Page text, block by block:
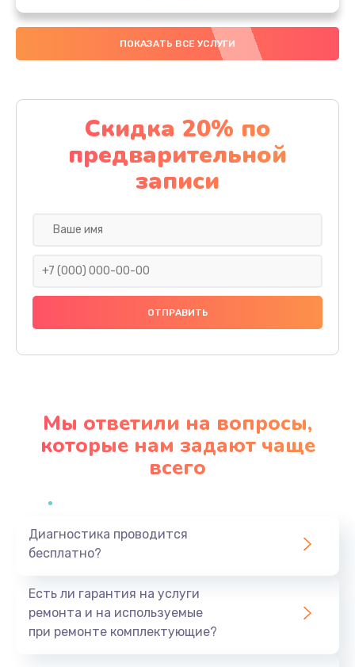
Замена аккумулятора
4000 руб.
Замена материнской платы
1100 руб.
Заказать
Замена праймера
1000 руб.
Заказать
Профилактическая чистка
Заказать
ПОКАЗАТЬ ВСЕ УСЛУГИ
Скидка 20% по
предварительной
записи
Мы ответили на вопросы,
которые нам задают чаще
всего
Диагностика проводится
бесплатно?
Есть ли гарантия на услуги
ремонта и на используемые
при ремонте комплектующие?